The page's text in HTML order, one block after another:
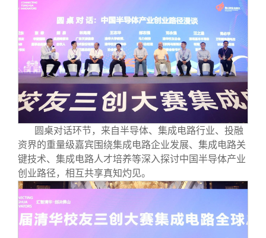
圆桌对话环节，来自半导体、集成电路行业、投融
资界的重量级嘉宾围绕集成电路企业发展、集成电路关
键技术、集成电路人才培养等深入探讨中国半导体产业
创业路径，相互共享真知灼见。